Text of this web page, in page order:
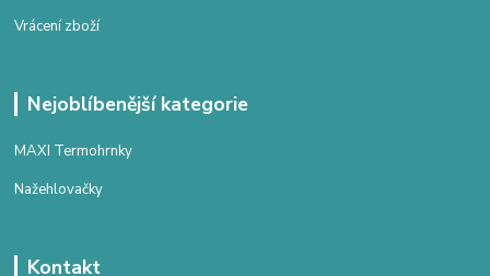
Vrácení zboží
Nejoblíbenější kategorie
MAXI Termohrnky
Nažehlovačky
Kontakt